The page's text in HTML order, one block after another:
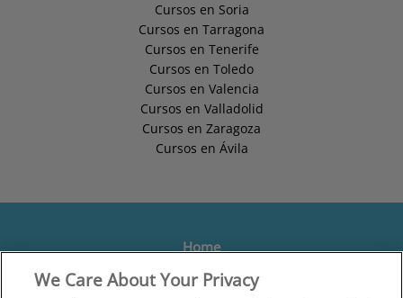
Cursos en Soria
Cursos en Tarragona
Cursos en Tenerife
Cursos en Toledo
Cursos en Valencia
Cursos en Valladolid
Cursos en Zaragoza
Cursos en Ávila
Home
Formación
We Care About Your Privacy